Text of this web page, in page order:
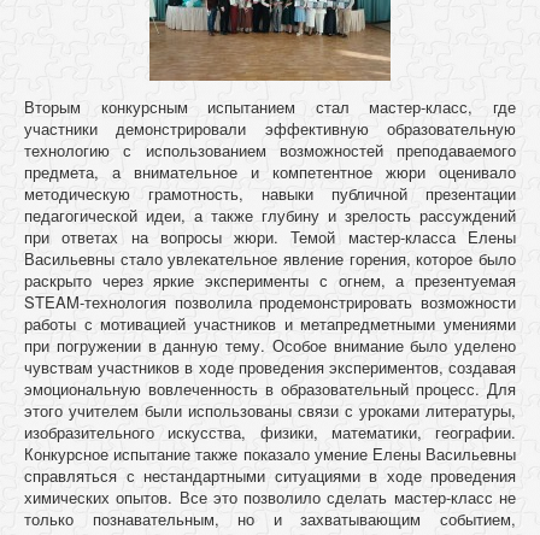
Вторым конкурсным испытанием стал мастер-класс, где
участники демонстрировали эффективную образовательную
технологию с использованием возможностей преподаваемого
предмета, а внимательное и компетентное жюри оценивало
методическую грамотность, навыки публичной презентации
педагогической идеи, а также глубину и зрелость рассуждений
при ответах на вопросы жюри. Темой мастер-класса Елены
Васильевны стало увлекательное явление горения, которое было
раскрыто через яркие эксперименты с огнем, а презентуемая
STEAM-технология позволила продемонстрировать возможности
работы с мотивацией участников и метапредметными умениями
при погружении в данную тему. Особое внимание было уделено
чувствам участников в ходе проведения экспериментов, создавая
эмоциональную вовлеченность в образовательный процесс. Для
этого учителем были использованы связи с уроками литературы,
изобразительного искусства, физики, математики, географии.
Конкурсное испытание также показало умение Елены Васильевны
справляться с нестандартными ситуациями в ходе проведения
химических опытов. Все это позволило сделать мастер-класс не
только познавательным, но и захватывающим событием,